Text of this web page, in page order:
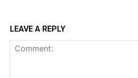
LEAVE A REPLY